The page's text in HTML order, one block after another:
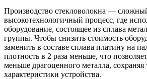
Производство стекловолокна —
высокотехнологичный процесс, где
оборудование, состоящее из сплава
группы. Чтобы снизить стоимость
заменить в составе сплава платину на
плотность в 2 раза меньше, что
меньше драгоценного металла, сохраняя
характеристики устройства.